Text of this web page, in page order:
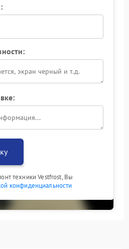
техники Vestfrost, Вы
конфиденциальности